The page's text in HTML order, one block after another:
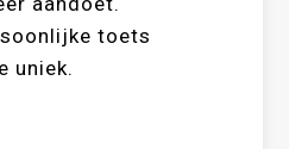
toets
uniek.